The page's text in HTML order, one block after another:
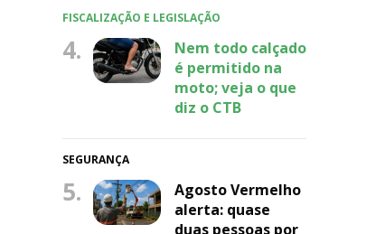
FISCALIZAÇÃO E LEGISLAÇÃO
4.
Nem todo calçado
é permitido na
moto; veja o que
diz o CTB
SEGURANÇA
5.
Agosto Vermelho
alerta: quase
duas pessoas por